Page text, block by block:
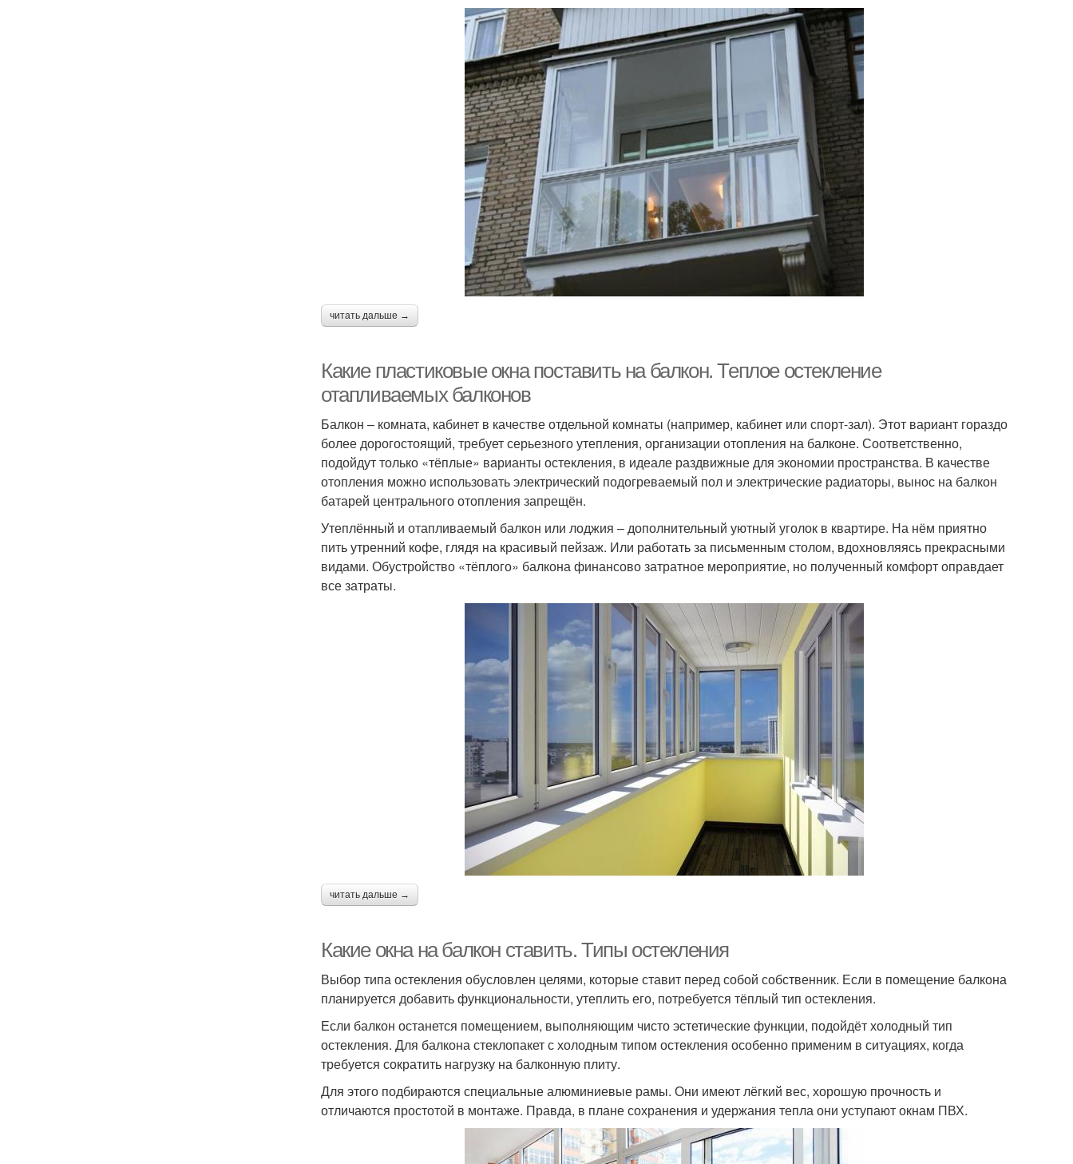
читать дальше →
Какие пластиковые окна поставить на балкон. Теплое остекление
отапливаемых балконов
Балкон – комната, кабинет в качестве отдельной комнаты (например, кабинет или спорт-зал). Этот вариант гораздо
более дорогостоящий, требует серьезного утепления, организации отопления на балконе. Соответственно,
подойдут только «тёплые» варианты остекления, в идеале раздвижные для экономии пространства. В качестве
отопления можно использовать электрический подогреваемый пол и электрические радиаторы, вынос на балкон
батарей центрального отопления запрещён.
Утеплённый и отапливаемый балкон или лоджия – дополнительный уютный уголок в квартире. На нём приятно
пить утренний кофе, глядя на красивый пейзаж. Или работать за письменным столом, вдохновляясь прекрасными
видами. Обустройство «тёплого» балкона финансово затратное мероприятие, но полученный комфорт оправдает
все затраты.
читать дальше →
Какие окна на балкон ставить. Типы остекления
Выбор типа остекления обусловлен целями, которые ставит перед собой собственник. Если в помещение балкона
планируется добавить функциональности, утеплить его, потребуется тёплый тип остекления.
Если балкон останется помещением, выполняющим чисто эстетические функции, подойдёт холодный тип
остекления. Для балкона стеклопакет с холодным типом остекления особенно применим в ситуациях, когда
требуется сократить нагрузку на балконную плиту.
Для этого подбираются специальные алюминиевые рамы. Они имеют лёгкий вес, хорошую прочность и
отличаются простотой в монтаже. Правда, в плане сохранения и удержания тепла они уступают окнам ПВХ.